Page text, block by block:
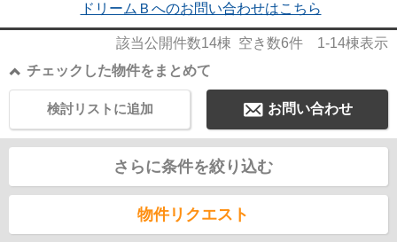
ドリームＢへのお問い合わせはこちら
該当公開件数14棟 空き数6件 1-14棟表示
チェックした物件をまとめて
お問い合わせ
検討リストに追加
さらに条件を絞り込む
物件リクエスト